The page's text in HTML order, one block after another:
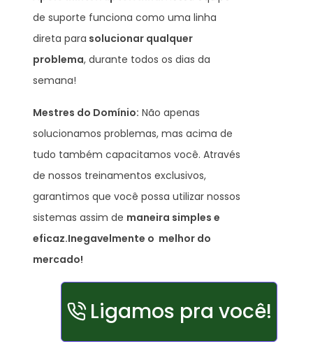
de suporte funciona como uma linha
direta para solucionar qualquer
problema, durante todos os dias da
semana!
Mestres do Domínio: Não apenas
solucionamos problemas, mas acima de
tudo também capacitamos você. Através
de nossos treinamentos exclusivos,
garantimos que você possa utilizar nossos
sistemas assim de maneira simples e
eficaz.Inegavelmente o melhor do
mercado!
Ligamos pra você!